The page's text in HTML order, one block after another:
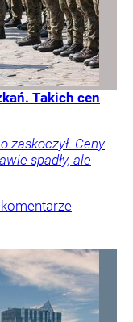
Takich cen
zaskoczył. Ceny
spadły, ale